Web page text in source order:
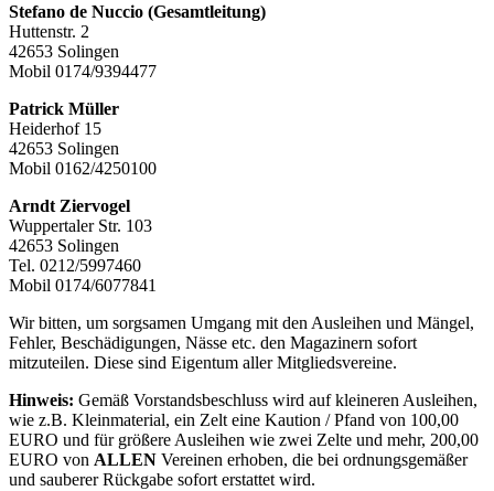
Stefano de Nuccio (Gesamtleitung)
Huttenstr. 2
42653 Solingen
Mobil 0174/9394477
Patrick Müller
Heiderhof 15
42653 Solingen
Mobil 0162/4250100
Arndt Ziervogel
Wuppertaler Str. 103
42653 Solingen
Tel. 0212/5997460
Mobil 0174/6077841
Wir bitten, um sorgsamen Umgang mit den Ausleihen und Mängel,
Fehler, Beschädigungen, Nässe etc. den Magazinern sofort
mitzuteilen. Diese sind Eigentum aller Mitgliedsvereine.
Hinweis: Gemäß Vorstandsbeschluss wird auf kleineren Ausleihen,
wie z.B. Kleinmaterial, ein Zelt eine Kaution / Pfand von 100,00
EURO und für größere Ausleihen wie zwei Zelte und mehr, 200,00
EURO von ALLEN Vereinen erhoben, die bei ordnungsgemäßer
und sauberer Rückgabe sofort erstattet wird.